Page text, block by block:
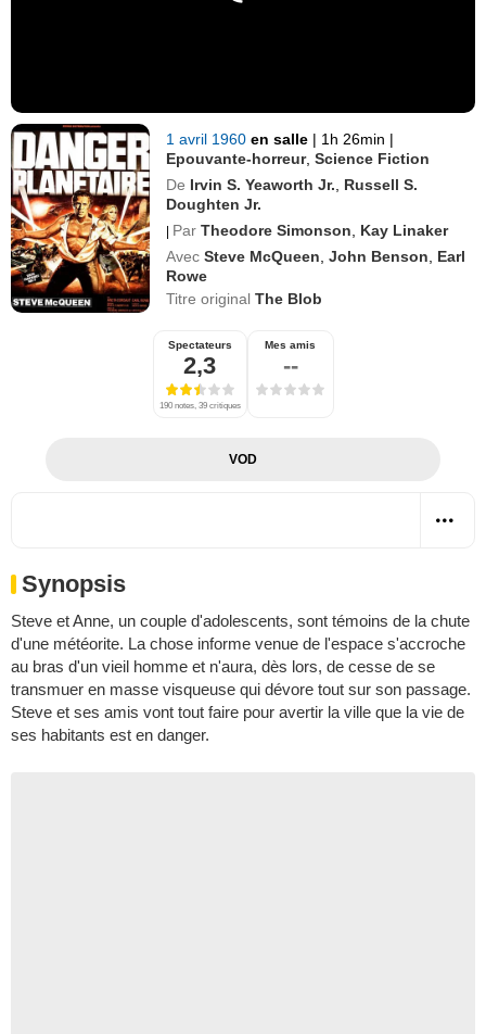
1 avril 1960en salle | 1h 26min |
Epouvante-horreur,Science Fiction
De Irvin S. Yeaworth Jr.
Russell S.
Doughten Jr.
| Par Theodore Simonson
Kay Linaker
Avec Steve McQueen ,John Benson
Earl
Rowe
Titre originalThe Blob
Spectateurs
2,3
190 notes, 39 critiques
Mes amis
--
VOD
Synopsis
Steve et Anne, un couple d'adolescents, sont témoins de la chute
d'une météorite. La chose informe venue de l'espace s'accroche
au bras d'un vieil homme et n'aura, dès lors, de cesse de se
transmuer en masse visqueuse qui dévore tout sur son passage.
Steve et ses amis vont tout faire pour avertir la ville que la vie de
ses habitants est en danger.